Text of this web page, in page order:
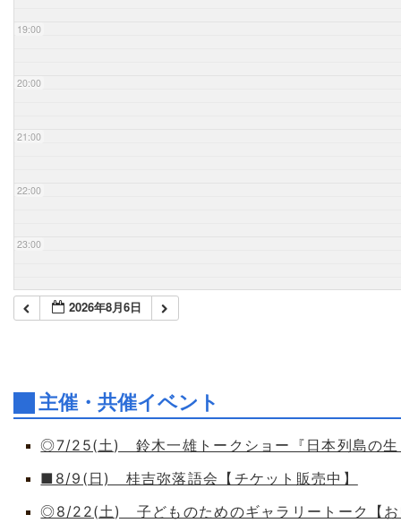
19:00
20:00
21:00
22:00
23:00
2026年8月6日
主催・共催イベント
◎7/25(土) 鈴木一雄トークショー『日本列島の生
■8/9(日) 桂吉弥落語会【チケット販売中】
◎8/22(土) 子どものためのギャラリートーク【お